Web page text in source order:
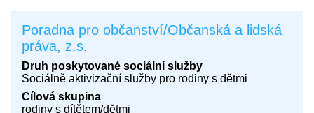
Poradna pro občanství/Občanská a lidská
práva, z.s.
Druh poskytované sociální služby
Sociálně aktivizační služby pro rodiny s dětmi
Cílová skupina
rodiny s dítětem/dětmi